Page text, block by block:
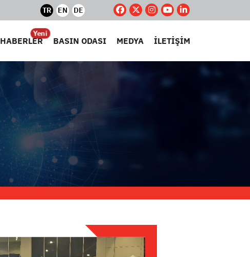
TR EN DE
Yeni
HABERLER BASIN ODASI MEDYA İLETİŞİM